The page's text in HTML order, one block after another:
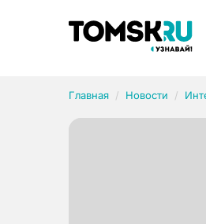
Главная Новости
Рубрики